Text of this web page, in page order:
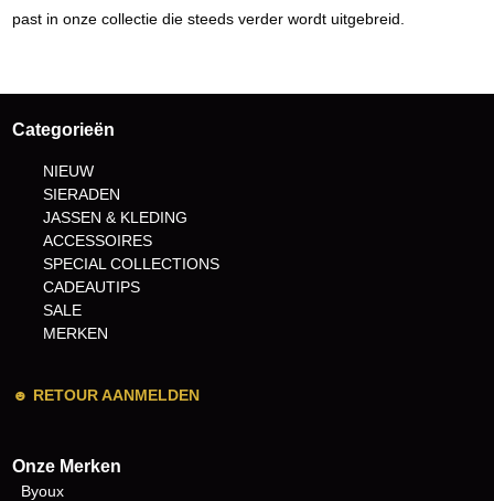
past in onze collectie die steeds verder wordt uitgebreid.
Categorieën
NIEUW
SIERADEN
JASSEN & KLEDING
ACCESSOIRES
SPECIAL COLLECTIONS
CADEAUTIPS
SALE
MERKEN
☻ RETOUR AANMELDEN
Onze Merken
Byoux